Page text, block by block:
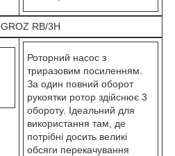
GROZ RB/3H
Роторний насос з
триразовим посиленням.
За один повний оборот
рукоятки ротор здійснює 3
обороту. Ідеальний для
використання там, де
потрібні досить великі
обсяги перекачування